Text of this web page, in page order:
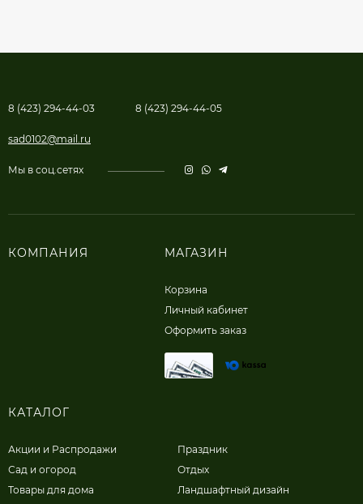
8 (423) 294-44-03 8 (423) 294-44-05
sad0102@mail.ru
Мы в соц.сетях
КОМПАНИЯ МАГАЗИН
Корзина
Личный кабинет
Оформить заказ
КАТАЛОГ
Акции и Распродажи
Сад и огород
Товары для дома
Праздник
Отдых
Ландшафтный дизайн